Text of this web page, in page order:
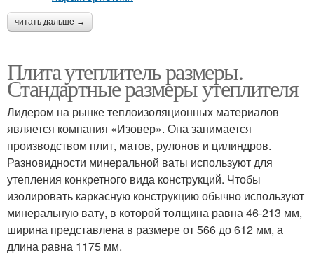
читать дальше →
Плита утеплитель размеры.
Стандартные размеры утеплителя
Лидером на рынке теплоизоляционных материалов
является компания «Изовер». Она занимается
производством плит, матов, рулонов и цилиндров.
Разновидности минеральной ваты используют для
утепления конкретного вида конструкций. Чтобы
изолировать каркасную конструкцию обычно используют
минеральную вату, в которой толщина равна 46-213 мм,
ширина представлена в размере от 566 до 612 мм, а
длина равна 1175 мм.